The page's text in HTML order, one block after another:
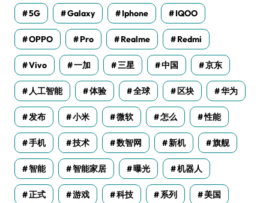
5G Galaxy Iphone IQOO
OPPO Pro Realme Redmi
Vivo 一加 三星 中国 京东
人工智能 体验 全球 区块 华为
发布 小米 微软 怎么 性能
手机 技术 数智网 新机 旗舰
智能 智能家居 曝光 机器人
正式 游戏 科技 系列 美国